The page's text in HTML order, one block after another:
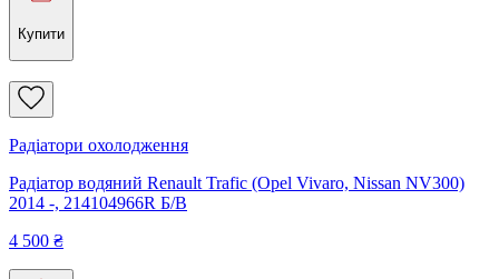
Купити
Радіатори охолодження
Радіатор водяний Renault Trafic (Opel Vivaro, Nissan NV300)
2014 -, 214104966R Б/В
4 500 ₴